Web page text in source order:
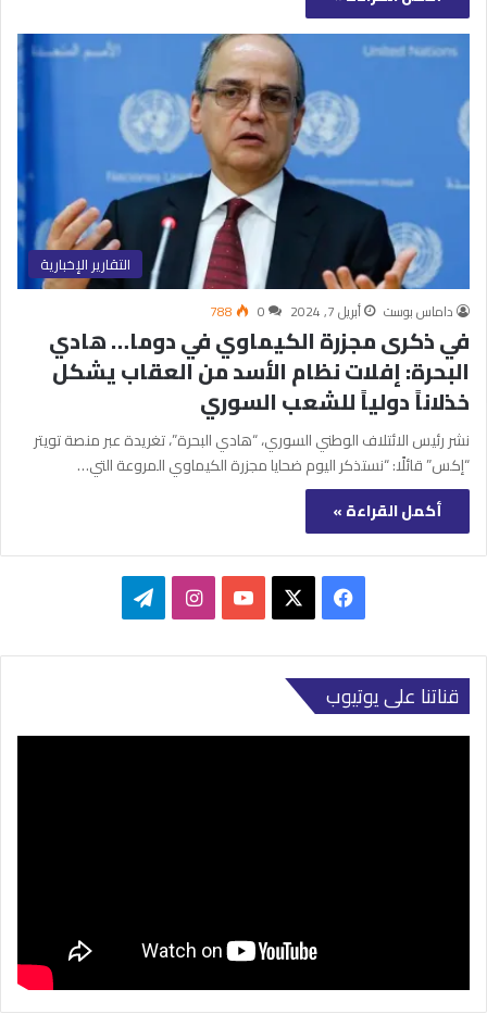
التقارير الإخبارية
داماس بوست أبريل 7, 2024 0
788
في ذكرى مجزرة الكيماوي في دوما… هادي
البحرة: إفلات نظام الأسد من العقاب يشكل
خذلاناً دولياً للشعب السوري
نشر رئيس الائتلاف الوطني السوري، “هادي البحرة”، تغريدة عبر منصة تويتر
“إكس” قائلًا: “نستذكر اليوم ضحايا مجزرة الكيماوي المروعة التي…
أكمل القراءة »
فيسبوك ‫YouTubeانستقرامتيلقرام
قناتنا على يوتيوب